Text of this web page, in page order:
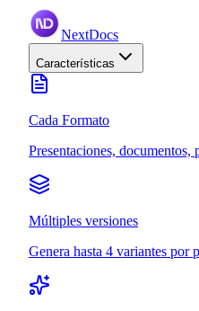
NextDocs
Características
Cada Formato
Presentaciones, documentos,
Múltiples versiones
Genera hasta 4 variantes por